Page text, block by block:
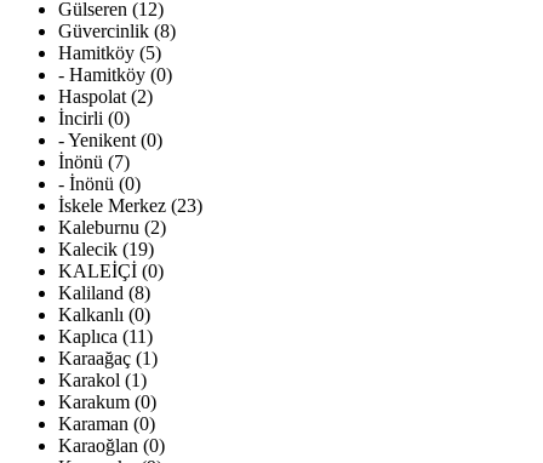
Gülseren (12)
Güvercinlik (8)
Hamitköy (5)
- Hamitköy (0)
Haspolat (2)
İncirli (0)
- Yenikent (0)
İnönü (7)
- İnönü (0)
İskele Merkez (23)
Kaleburnu (2)
Kalecik (19)
KALEİÇİ (0)
Kaliland (8)
Kalkanlı (0)
Kaplıca (11)
Karaağaç (1)
Karakol (1)
Karakum (0)
Karaman (0)
Karaoğlan (0)